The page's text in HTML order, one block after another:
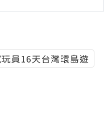
員16天台灣環島遊